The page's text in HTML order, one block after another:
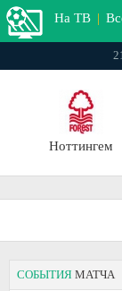
На ТВ |
Ноттингем
СОБЫТИЯ МАТЧА